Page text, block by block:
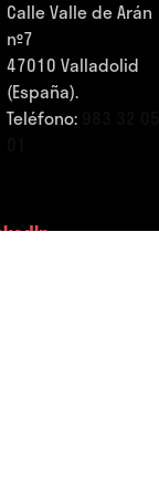
Calle Valle de Arán
nº7
47010 Valladolid
(España).
Teléfono: